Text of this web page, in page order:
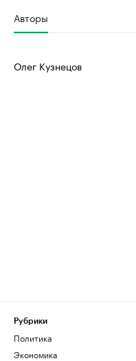
Авторы
Олег Кузнецов
Рубрики
Политика
Экономика